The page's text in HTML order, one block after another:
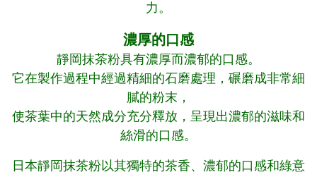
力。
濃厚的口感
靜岡抹茶粉具有濃厚而濃郁的口感。
它在製作過程中經過精細的石磨處理，碾磨成非常細
膩的粉末，
使茶葉中的天然成分充分釋放，呈現出濃郁的滋味和
絲滑的口感。
日本靜岡抹茶粉以其獨特的茶香、濃郁的口感和綠意